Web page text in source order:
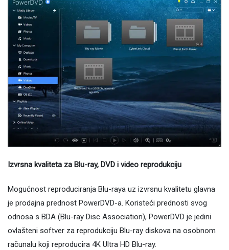
Izvrsna kvaliteta za Blu-ray, DVD i video reprodukciju
Mogućnost reproduciranja Blu-raya uz izvrsnu kvalitetu glavna
je prodajna prednost PowerDVD-a. Koristeći prednosti svog
odnosa s BDA (Blu-ray Disc Association), PowerDVD je jedini
ovlašteni softver za reprodukciju Blu-ray diskova na osobnom
računalu koji reproducira 4K Ultra HD Blu-ray.